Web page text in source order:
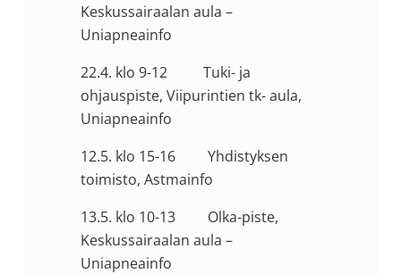
Keskussairaalan aula –
Uniapneainfo
22.4. klo 9-12 Tuki- ja
ohjauspiste, Viipurintien tk- aula,
Uniapneainfo
12.5. klo 15-16 Yhdistyksen
toimisto, Astmainfo
13.5. klo 10-13 Olka-piste,
Keskussairaalan aula –
Uniapneainfo